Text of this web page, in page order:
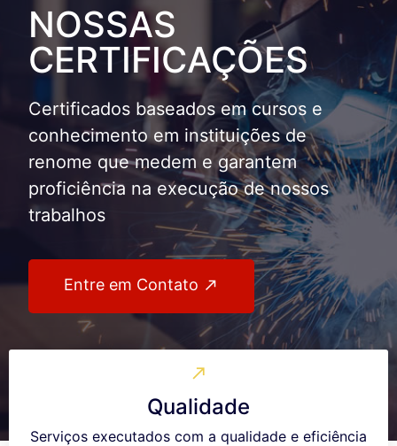
NOSSAS
CERTIFICAÇÕES
Certificados baseados em cursos e
conhecimento em instituições de
renome que medem e garantem
proficiência na execução de nossos
trabalhos
Entre em Contato
Qualidade
Serviços executados com a qualidade e eficiência